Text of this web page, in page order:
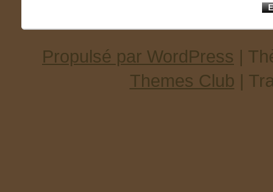
Propulsé par WordPress |
Themes Club |